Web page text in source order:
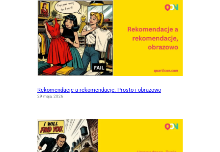
Rekomendacje a rekomendacje. Prosto i obrazowo
29 maja, 2026